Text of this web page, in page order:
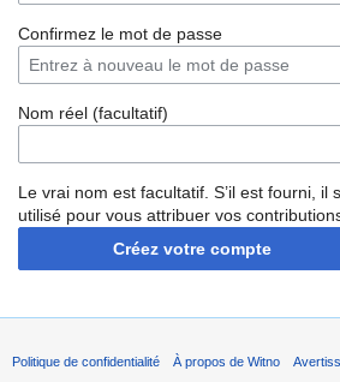
Confirmez le mot de passe
Nom réel (facultatif)
Le vrai nom est facultatif. S’il est fourni, il
utilisé pour vous attribuer vos
Créez votre compte
Politique de confidentialité À propos de Witno